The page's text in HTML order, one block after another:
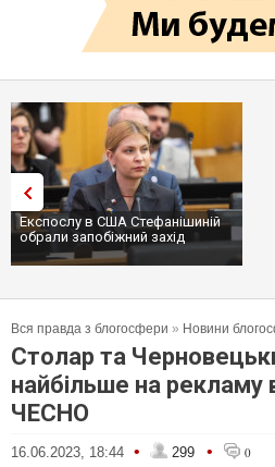
Експослу в США Стефанішиній
обрали запобіжний захід
Вся правда з блогосфери » Новини
Столар та
найбільше на рекламу
ЧЕСНО
16.06.2023, 18:44 • 299 • 0